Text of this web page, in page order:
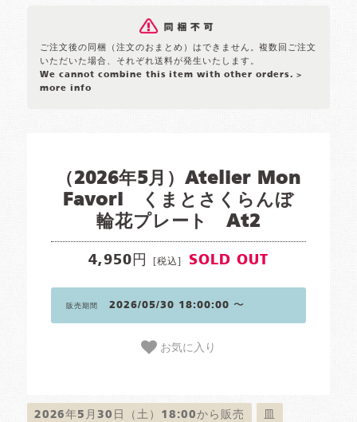
ご注文後の同梱（注文のおまとめ）はできません。複数回ご注文
いただいた場合、それぞれ送料が発生いたします。
We cannot combine this item with other orders. >
more info
（2026年5月）Atelier Mon
Favori くまとさくらんぼ
輪花プレート At2
4,950円 [税込] SOLD OUT
販売期間 2026/05/30 18:00:00 〜
お気に入り
2026年5月30日（土）18:00から販売